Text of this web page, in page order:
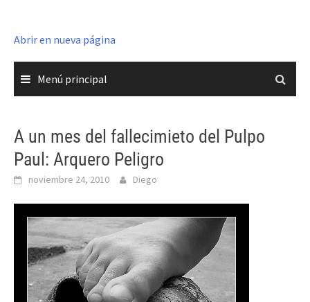
Abrir en nueva página
Menú principal
A un mes del fallecimieto del Pulpo
Paul: Arquero Peligro
noviembre 24, 2010 Diego